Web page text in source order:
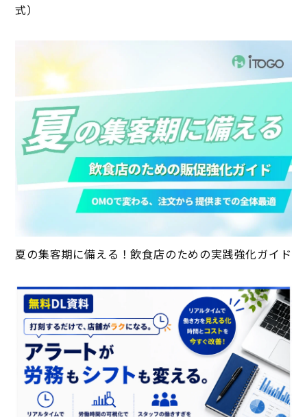
式）
夏の集客期に備える！飲食店のための実践強化ガイド